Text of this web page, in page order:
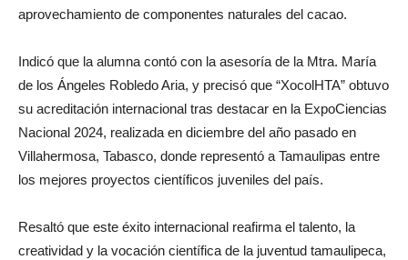
aprovechamiento de componentes naturales del cacao.
Indicó que la alumna contó con la asesoría de la Mtra. María
de los Ángeles Robledo Aria, y precisó que “XocolHTA” obtuvo
su acreditación internacional tras destacar en la ExpoCiencias
Nacional 2024, realizada en diciembre del año pasado en
Villahermosa, Tabasco, donde representó a Tamaulipas entre
los mejores proyectos científicos juveniles del país.
Resaltó que este éxito internacional reafirma el talento, la
creatividad y la vocación científica de la juventud tamaulipeca,